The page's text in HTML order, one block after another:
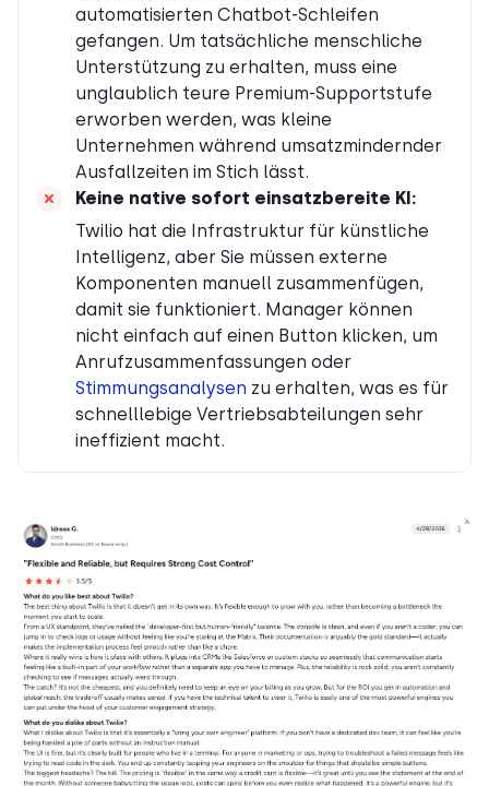
automatisierten Chatbot-Schleifen
gefangen. Um tatsächliche menschliche
Unterstützung zu erhalten, muss eine
unglaublich teure Premium-Supportstufe
erworben werden, was kleine
Unternehmen während umsatzmindernder
Ausfallzeiten im Stich lässt.
Keine native sofort einsatzbereite KI:
Twilio hat die Infrastruktur für künstliche
Intelligenz, aber Sie müssen externe
Komponenten manuell zusammenfügen,
damit sie funktioniert. Manager können
nicht einfach auf einen Button klicken, um
Anrufzusammenfassungen oder
Stimmungsanalysen zu erhalten, was es für
schnelllebige Vertriebsabteilungen sehr
ineffizient macht.